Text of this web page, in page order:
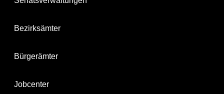
Bezirksämter
Bürgerämter
Jobcenter